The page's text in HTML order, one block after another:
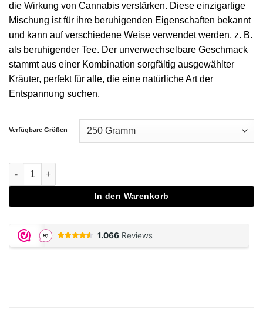
die Wirkung von Cannabis verstärken. Diese einzigartige
Mischung ist für ihre beruhigenden Eigenschaften bekannt
und kann auf verschiedene Weise verwendet werden, z. B.
als beruhigender Tee. Der unverwechselbare Geschmack
stammt aus einer Kombination sorgfältig ausgewählter
Kräuter, perfekt für alle, die eine natürliche Art der
Entspannung suchen.
Verfügbare Größen
Herbal Spliff Mix 250 gram Menge
In den Warenkorb